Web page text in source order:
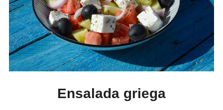
Ensalada griega